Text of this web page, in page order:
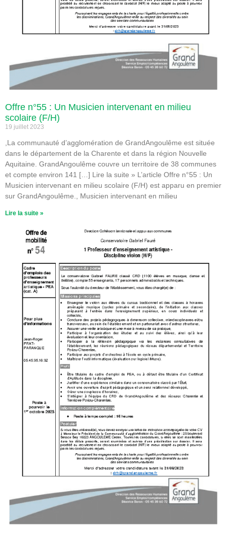
Offre n°55 : Un Musicien intervenant en milieu
scolaire (F/H)
19 juillet 2023
,La communauté d’agglomération de GrandAngoulême est située
dans le département de la Charente et dans la région Nouvelle
Aquitaine. GrandAngoulême couvre un territoire de 38 communes
et compte environ 141 […] Lire la suite » L’article Offre n°55 : Un
Musicien intervenant en milieu scolaire (F/H) est apparu en premier
sur GrandAngoulême., Musicien intervenant en milieu
Lire la suite »